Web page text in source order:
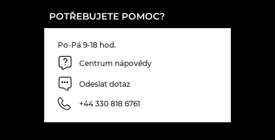
POTŘEBUJETE POMOC?
Po-Pá 9-18 hod.
Centrum nápovědy
Odeslat dotaz
+44 330 818 6761